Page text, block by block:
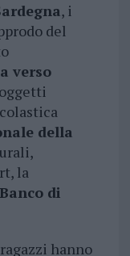
, i
del
verso
della
la
Banco di
hanno